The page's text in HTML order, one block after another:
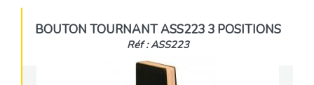
BOUTON TOURNANT ASS223 3 POSITIONS
Réf : ASS223